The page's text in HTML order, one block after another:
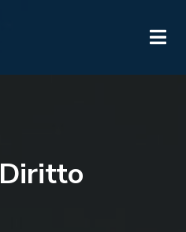
Diritto